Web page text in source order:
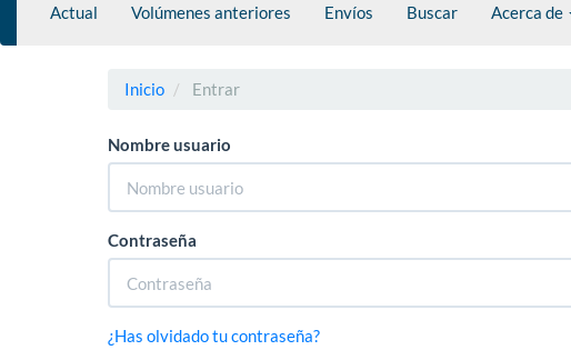
Actual Volúmenes anteriores Envíos Buscar Acerca de
Inicio Entrar
Nombre usuario
Contraseña
¿Has olvidado tu contraseña?